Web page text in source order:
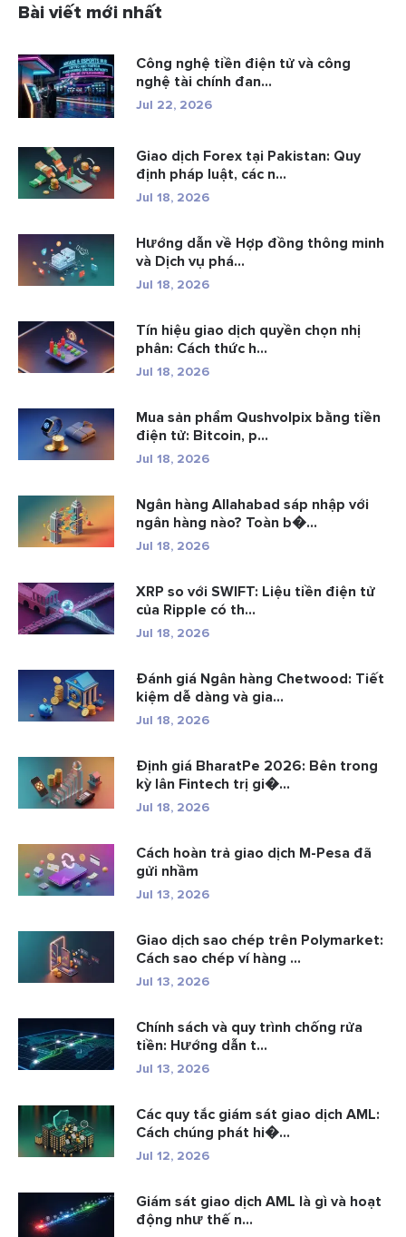
Bài viết mới nhất
Công nghệ tiền điện tử và công
nghệ tài chính đan...
Jul 22, 2026
Giao dịch Forex tại Pakistan: Quy
định pháp luật, các n...
Jul 18, 2026
Hướng dẫn về Hợp đồng thông minh
và Dịch vụ phá...
Jul 18, 2026
Tín hiệu giao dịch quyền chọn nhị
phân: Cách thức h...
Jul 18, 2026
Mua sản phẩm Qushvolpix bằng tiền
điện tử: Bitcoin, p...
Jul 18, 2026
Ngân hàng Allahabad sáp nhập với
ngân hàng nào? Toàn b�...
Jul 18, 2026
XRP so với SWIFT: Liệu tiền điện tử
của Ripple có th...
Jul 18, 2026
Đánh giá Ngân hàng Chetwood: Tiết
kiệm dễ dàng và gia...
Jul 18, 2026
Định giá BharatPe 2026: Bên trong
kỳ lân Fintech trị gi�...
Jul 18, 2026
Cách hoàn trả giao dịch M-Pesa đã
gửi nhầm
Jul 13, 2026
Giao dịch sao chép trên Polymarket:
Cách sao chép ví hàng ...
Jul 13, 2026
Chính sách và quy trình chống rửa
tiền: Hướng dẫn t...
Jul 13, 2026
Các quy tắc giám sát giao dịch AML:
Cách chúng phát hi�...
Jul 12, 2026
Giám sát giao dịch AML là gì và hoạt
động như thế n...